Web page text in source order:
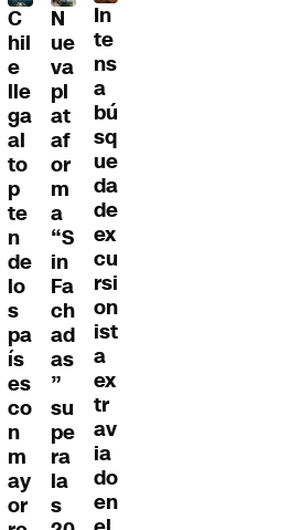
C
hil
e
lle
ga
al
to
p
te
n
de
lo
s
pa
ís
es
co
n
m
ay
or
N
ue
va
pl
at
af
or
m
a
“S
in
Fa
ch
ad
as
”
su
pe
ra
la
s
In
te
ns
a
bú
sq
ue
da
de
ex
cu
rsi
on
ist
a
ex
tr
av
ia
do
en